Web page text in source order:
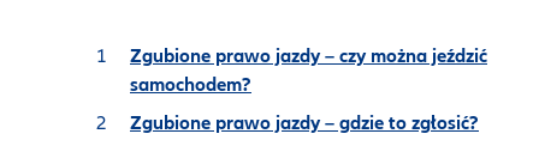
Zgubione prawo jazdy – czy można jeździć
samochodem?
Zgubione prawo jazdy – gdzie to zgłosić?